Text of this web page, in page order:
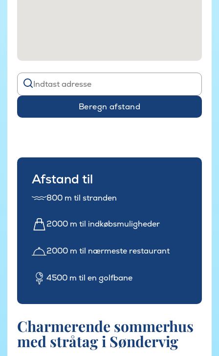
Beregn afstand
Afstand til
800 m til stranden
2000 m til indkøbsmuligheder
2000 m til nærmeste restaurant
4500 m til en golfbane
Charmerende sommerhus
med stråtag i Søndervig